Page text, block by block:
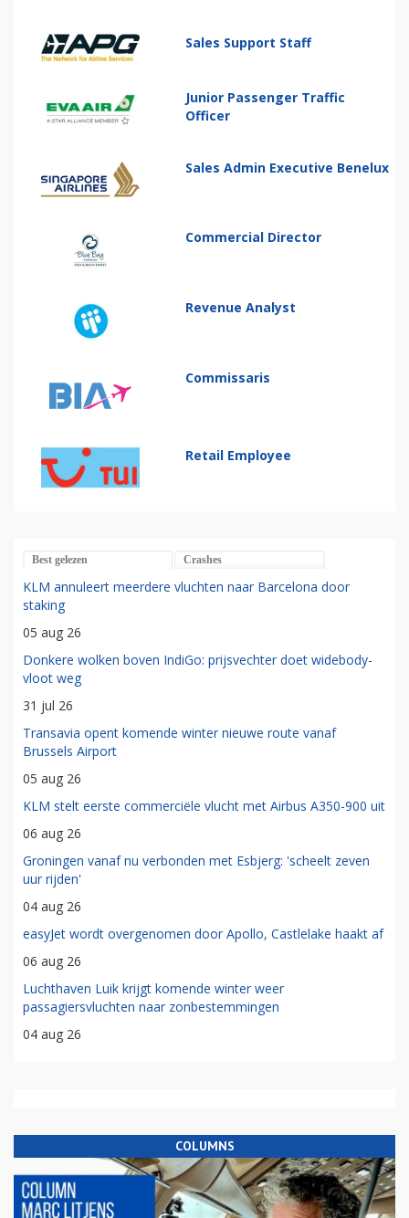
Sales Support Staff
Junior Passenger Traffic
Officer
Sales Admin Executive Benelux
Commercial Director
Revenue Analyst
Commissaris
Retail Employee
Best gelezen Crashes
KLM annuleert meerdere vluchten naar Barcelona door
staking
05 aug 26
Donkere wolken boven IndiGo: prijsvechter doet widebody-
vloot weg
31 jul 26
Transavia opent komende winter nieuwe route vanaf
Brussels Airport
05 aug 26
KLM stelt eerste commerciële vlucht met Airbus A350-900 uit
06 aug 26
Groningen vanaf nu verbonden met Esbjerg: 'scheelt zeven
uur rijden'
04 aug 26
easyJet wordt overgenomen door Apollo, Castlelake haakt af
06 aug 26
Luchthaven Luik krijgt komende winter weer
passagiersvluchten naar zonbestemmingen
04 aug 26
COLUMNS